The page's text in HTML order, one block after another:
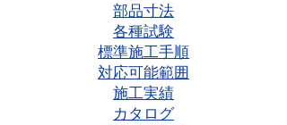
部品寸法
各種試験
標準施工手順
対応可能範囲
施工実績
カタログ